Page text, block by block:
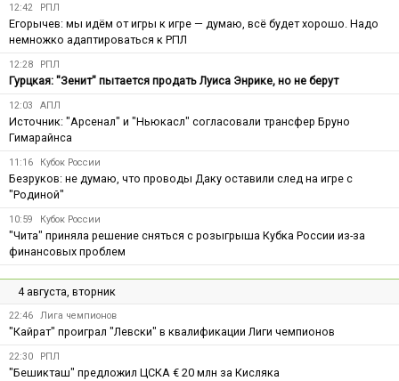
12:42 РПЛ
Егорычев: мы идём от игры к игре — думаю, всё будет хорошо. Надо
немножко адаптироваться к РПЛ
12:28 РПЛ
Гурцкая: "Зенит" пытается продать Луиса Энрике, но не берут
12:03 АПЛ
Источник: "Арсенал" и "Ньюкасл" согласовали трансфер Бруно
Гимарайнса
11:16 Кубок России
Безруков: не думаю, что проводы Даку оставили след на игре с
"Родиной"
10:59 Кубок России
"Чита" приняла решение сняться с розыгрыша Кубка России из-за
финансовых проблем
4 августа, вторник
22:46 Лига чемпионов
"Кайрат" проиграл "Левски" в квалификации Лиги чемпионов
22:30 РПЛ
"Бешикташ" предложил ЦСКА € 20 млн за Кисляка